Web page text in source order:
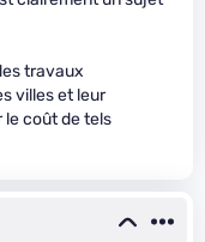
travaux
villes et leur
le coût de tels